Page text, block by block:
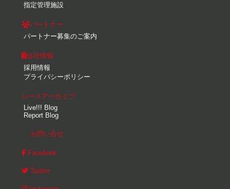
指定管理施設
パートナー
パートナー募集のご案内
会社情報
採用情報
プライバシーポリシー
レースアーカイブ
Live!!! Blog
Report Blog
お問い合せ
Facebook
Twitter